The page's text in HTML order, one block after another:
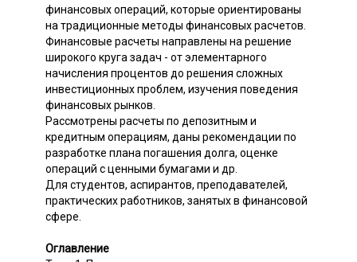
финансовых операций, которые ориентированы
на традиционные методы финансовых расчетов.
Финансовые расчеты направлены на решение
широкого круга задач - от элементарного
начисления процентов до решения сложных
инвестиционных проблем, изучения поведения
финансовых рынков.
Рассмотрены расчеты по депозитным и
кредитным операциям, даны рекомендации по
разработке плана погашения долга, оценке
операций с ценными бумагами и др.
Для студентов, аспирантов, преподавателей,
практических работников, занятых в финансовой
сфере.
Оглавление